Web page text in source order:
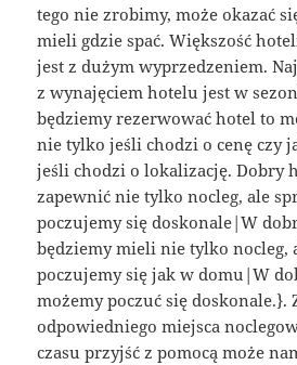
tego nie zrobimy, może okazać
mieli gdzie spać. Większość
jest z dużym wyprzedzeniem.
z wynajęciem hotelu jest w
będziemy rezerwować hotel to
nie tylko jeśli chodzi o cenę czy
jeśli chodzi o lokalizację. Dobry
zapewnić nie tylko nocleg, ale
poczujemy się doskonale|W
będziemy mieli nie tylko nocleg,
poczujemy się jak w domu|W
możemy poczuć się doskonale.}.
odpowiedniego miejsca
czasu przyjść z pomocą może